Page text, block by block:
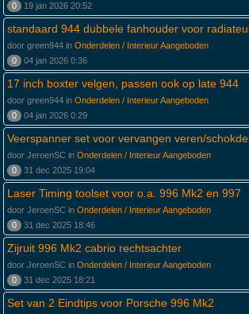
0
19 jan 2026 20:52
standaard 944 dubbele fanhouder voor
door green944 in Onderdelen / Interieur Aangeboden
0
04 jan 2026 0:36
17 inch boxter velgen, passen ook op late 944
door green944 in Onderdelen / Interieur Aangeboden
0
04 jan 2026 0:29
Veerspanner set voor vervangen veren/
door JeroenSC in Onderdelen / Interieur Aangeboden
0
31 dec 2025 19:04
Laser Timing toolset voor o.a. 996 Mk2 en 997
door JeroenSC in Onderdelen / Interieur Aangeboden
0
31 dec 2025 18:46
Zijruit 996 Mk2 cabrio rechtsachter
door JeroenSC in Onderdelen / Interieur Aangeboden
0
31 dec 2025 18:21
Set van 2 Eindtips voor Porsche 996 Mk2